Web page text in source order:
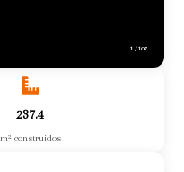
1/107
237.4
m² construidos